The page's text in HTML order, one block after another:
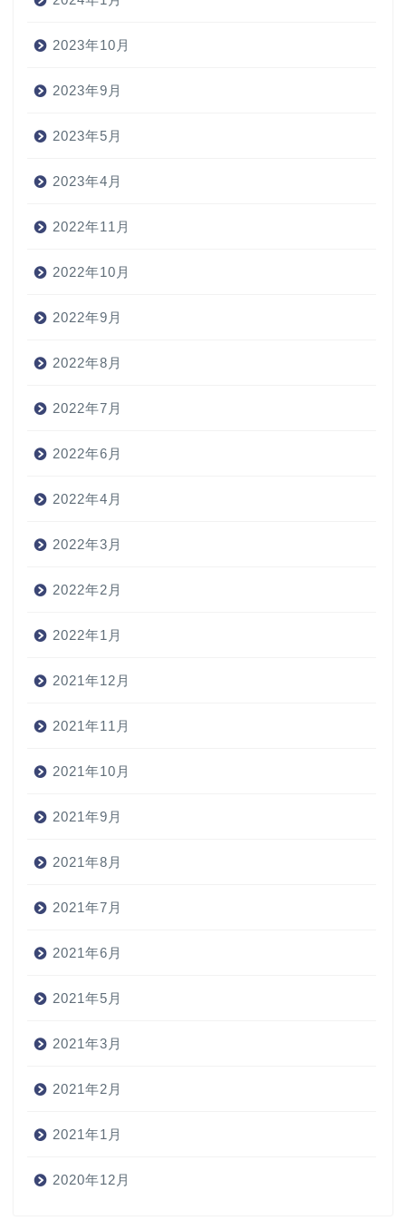
2023年10月
2023年9月
2023年5月
2023年4月
2022年11月
2022年10月
2022年9月
2022年8月
2022年7月
2022年6月
2022年4月
2022年3月
2022年2月
2022年1月
2021年12月
2021年11月
2021年10月
2021年9月
2021年8月
2021年7月
2021年6月
2021年5月
2021年3月
2021年2月
2021年1月
2020年12月